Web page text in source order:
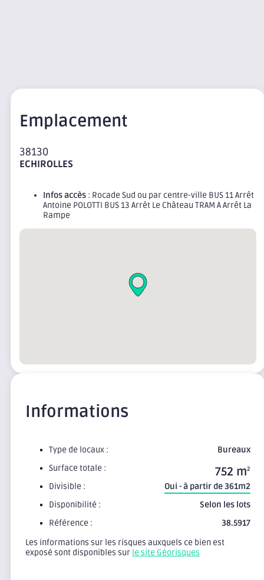
Emplacement
38130
ECHIROLLES
Infos accès : Rocade Sud ou par centre-ville BUS 11 Arrêt
Antoine POLOTTI BUS 13 Arrêt Le Château TRAM A Arrêt La
Rampe
Informations
Type de locaux :
Bureaux
Surface totale :
752 m2
Divisible :
Oui - à partir de 361m2
Disponibilité :
Selon les lots
Référence :
38.5917
Les informations sur les risques auxquels ce bien est
exposé sont disponibles sur le site Géorisques